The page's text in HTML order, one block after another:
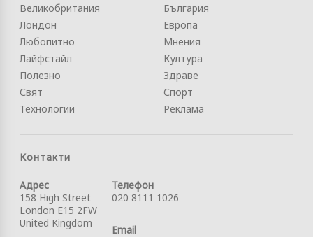
Великобритания
Лондон
Любопитно
Лайфстайл
Полезно
Свят
Технологии
България
Европа
Мнения
Култура
Здраве
Спорт
Реклама
Контакти
Адрес
158 High Street
London E15 2FW
United Kingdom
Телефон
020 8111 1026
Email